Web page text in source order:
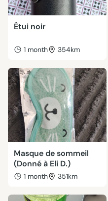
Étui noir
1 month 354km
Masque de sommeil
(Donné à Eli D.)
1 month 351km